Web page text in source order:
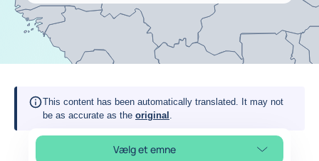
This content has been automatically translated. It may not
be as accurate as the original .
Vælg et emneVælg sideafsnit